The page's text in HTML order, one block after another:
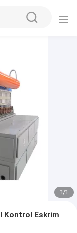
1/1
Kontrol Eskrim